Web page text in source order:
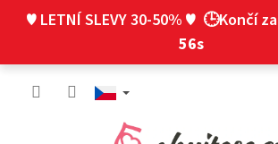
♥ LETNÍ SLEVY 30-50% ♥ 🕒Končí za
55s